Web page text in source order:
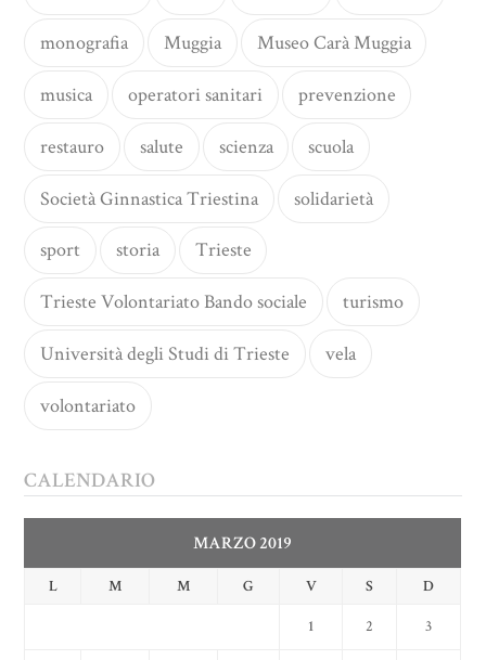
monografia Muggia Museo Carà Muggia
musica operatori sanitari prevenzione
restauro salute scienza scuola
Società Ginnastica Triestina solidarietà
sport storia Trieste
Trieste Volontariato Bando sociale turismo
Università degli Studi di Trieste vela
volontariato
CALENDARIO
MARZO 2019
L M M G V S D
1 2 3